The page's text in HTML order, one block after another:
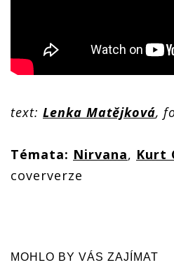
text: Lenka Matějková,
Témata: Nirvana, Kurt
coververze
MOHLO BY VÁS ZAJÍMAT